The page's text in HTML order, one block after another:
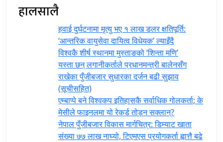
हालसालै
हवाई दुर्घटनामा मृत्यु भए १ लाख डलर क्षतिपूर्ति:
‘आन्तरिक वायुसेवा दायित्व विधेयक’ ल्याइँदै
विश्वकै शीर्ष स्थानमा मुस्ताङको ‘शिन्ता मणि’
यस्ता छन् लगानीकर्ताले प्रधानमन्त्री ‍बालेनसँग
राखेका पुँजीबजार सुधारका दर्जन बढी सुझाव
(सूचीसहित)
एम्बाप्पे बने विश्वकप इतिहासकै सर्वाधिक गोलकर्ता; के
मेसीले फाइनलमा यो रेकर्ड तोड्न सक्लान्?
नेपाल पुँजीबजार विकास मार्गचित्र: डिम्याट खाता
संख्या ७७ लाख नाघ्यो, टिएमएस प्रयोगकर्ता ह्वात्तै बढे